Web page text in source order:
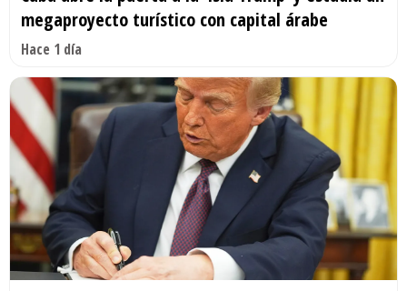
megaproyecto turístico con capital árabe
Hace 1 día